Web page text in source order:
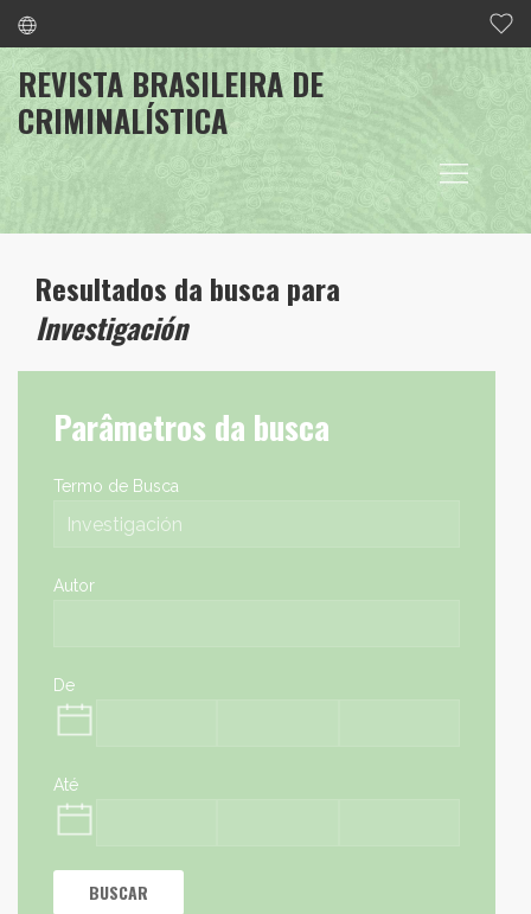
REVISTA BRASILEIRA DE
CRIMINALÍSTICA
Resultados da busca para
Investigación
Parâmetros da busca
Termo de Busca
Autor
De
Até
BUSCAR